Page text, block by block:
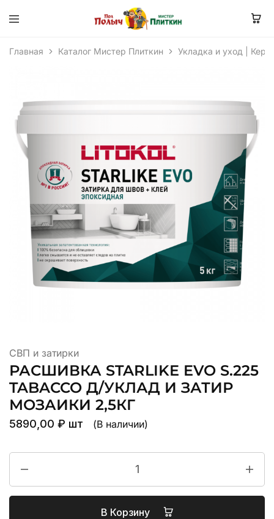
Главная Каталог Мистер Плиткин Укладка и уход |
СВП и затирки
РАСШИВКА STARLIKE EVO S.225
TABACCO Д/УКЛАД И ЗАТИР
МОЗАИКИ 2,5КГ
5890,00 ₽ шт (В наличии)
В Корзину